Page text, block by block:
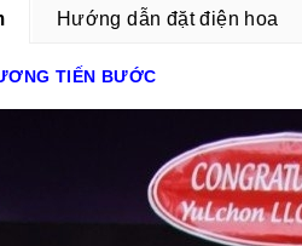
Hướng dẫn đặt điện hoa
TIẾN BƯỚC